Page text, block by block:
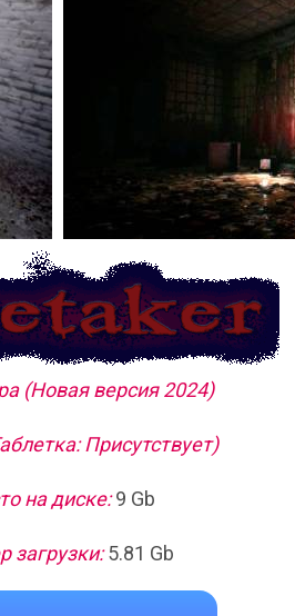
(Новая версия 2024)
Присутствует)
на диске:9 Gb
загрузки:5.81 Gb